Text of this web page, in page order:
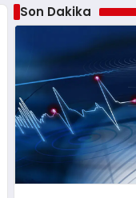
Son Dakika